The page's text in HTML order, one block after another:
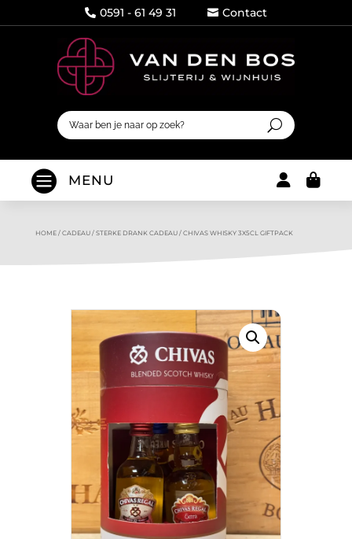
 0591 - 61 49 31  Contact
 MENU 
HOME/ CADEAU/ STERKE DRANK CADEAU/ CHIVAS WHISKY 3X5CL GIFTPACK